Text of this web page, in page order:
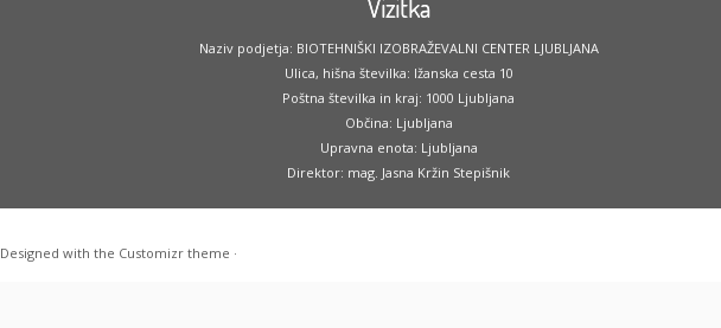
Vizitka
Naziv podjetja: BIOTEHNIŠKI IZOBRAŽEVALNI CENTER LJUBLJANA
Ulica, hišna številka: Ižanska cesta 10
Poštna številka in kraj: 1000 Ljubljana
Občina: Ljubljana
Upravna enota: Ljubljana
Direktor: mag. Jasna Kržin Stepišnik
Designed with the Customizr theme ·